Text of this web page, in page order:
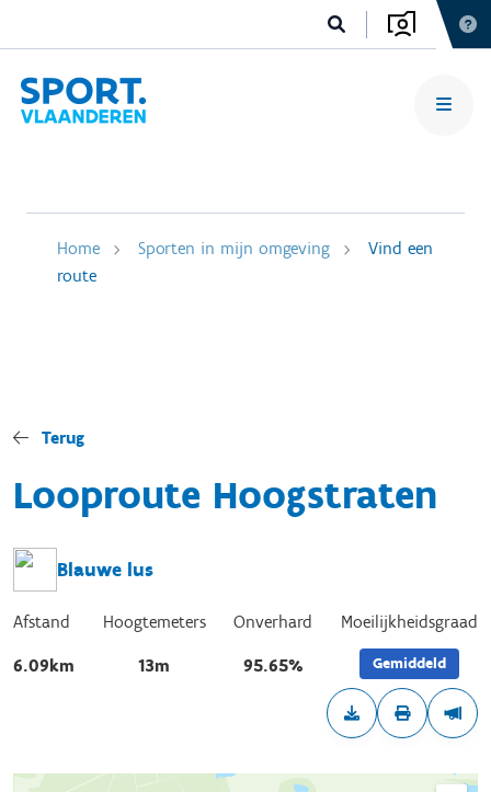
Home Sporten in mijn omgeving
Vind een
route
Terug
Looproute Hoogstraten
Blauwe lus
Afstand
6.09km
Hoogtemeters
13m
Onverhard
95.65%
Moeilijkheidsgraad
Gemiddeld